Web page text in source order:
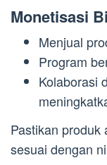
Monetisasi
Menjual
Program
Kolaborasi
Pastikan produk
sesuai dengan